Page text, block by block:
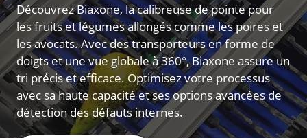
Découvrez Biaxone, la calibreuse de pointe pour
les fruits et légumes allongés comme les poires et
les avocats. Avec des transporteurs en forme de
doigts et une vue globale à 360°, Biaxone assure un
tri précis et efficace. Optimisez votre processus
avec sa haute capacité et ses options avancées de
détection des défauts internes.